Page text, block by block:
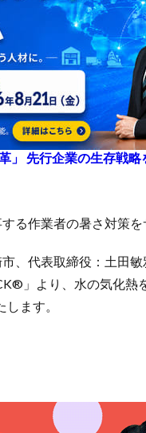
」 先行企業の生存戦略
る作業者の暑さ対策を
、代表取締役：土田
」より、水の気化熱
ます。